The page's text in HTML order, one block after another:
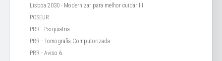
Lisboa 2030 - Modernizar para melhor cuidar III
POSEUR
PRR - Psiquiatria
PRR - Tomografia Computorizada
PRR - Aviso 6